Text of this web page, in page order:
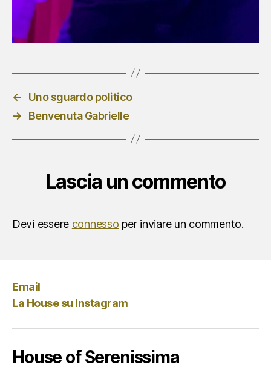
←
Uno sguardo politico
→
Benvenuta Gabrielle
Lascia un commento
Devi essere connesso per inviare un commento.
Email
La House su Instagram
House of Serenissima